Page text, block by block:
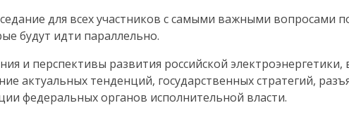
для всех участников с самыми важными вопросами
будут идти параллельно.
и перспективы развития российской
актуальных тенденций, государственных стратегий,
федеральных органов исполнительной власти.